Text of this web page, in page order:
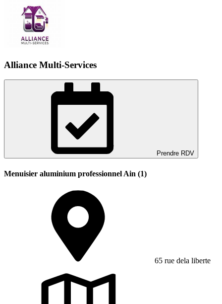
Alliance Multi-Services
Prendre RDV
Menuisier aluminium professionnel Ain (1)
65 rue dela liberte